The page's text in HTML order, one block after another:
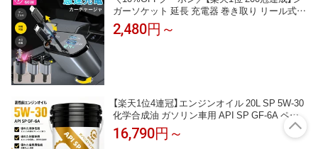
ガーソケット 延長 充電器 巻き取り リール式 U
SB Type-C Lightning PD急速充電 iPhone Androi
d 車用充電器 4ポート カーチャージャー 4台同
2,480円～
【楽天1位4連冠】エンジンオイル 20L SP 5W-30
化学合成油 ガソリン車用 API SP GF-6A ペー
ル缶 高性能エンジンオイル 自動車用 整備工場
DIY メンテナンス
16,790円～